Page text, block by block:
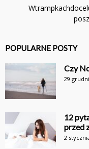
POPULARNE POSTY
Czy
29
12
przed
2